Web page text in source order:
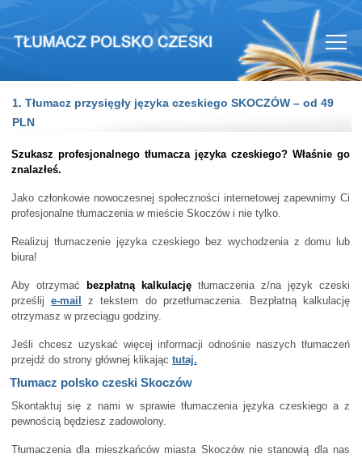
1. Tłumacz przysięgły języka czeskiego SKOCZÓW – od 49
PLN
Szukasz profesjonalnego tłumacza języka czeskiego? Właśnie go
znalazłeś.
Jako członkowie nowoczesnej społeczności internetowej zapewnimy Ci
profesjonalne tłumaczenia w mieście Skoczów i nie tylko.
Realizuj tłumaczenie języka czeskiego bez wychodzenia z domu lub
biura!
Aby otrzymać bezpłatną kalkulację tłumaczenia z/na język czeski
prześlije-mail
z tekstem do przetłumaczenia. Bezpłatną kalkulację
otrzymasz w przeciągu godziny.
Jeśli chcesz uzyskać więcej informacji odnośnie naszych tłumaczeń
przejdź do strony głównej klikając tutaj.
Tłumacz polsko czeski Skoczów
Skontaktuj się z nami w sprawie tłumaczenia języka czeskiego a z
pewnością będziesz zadowolony.
Tłumaczenia dla mieszkańców miasta Skoczów nie stanowią dla nas